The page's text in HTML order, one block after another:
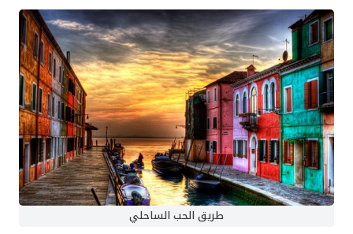
طريق الحب الساحلي